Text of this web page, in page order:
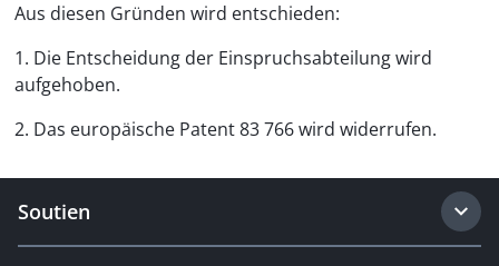
Aus diesen Gründen wird entschieden:
1. Die Entscheidung der Einspruchsabteilung wird
aufgehoben.
2. Das europäische Patent 83 766 wird widerrufen.
Soutien